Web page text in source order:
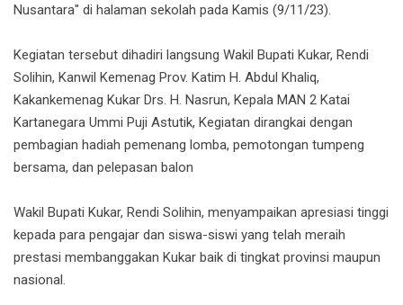
Nusantara" di halaman sekolah pada Kamis (9/11/23).
Kegiatan tersebut dihadiri langsung Wakil Bupati Kukar, Rendi
Solihin, Kanwil Kemenag Prov. Katim H. Abdul Khaliq,
Kakankemenag Kukar Drs. H. Nasrun, Kepala MAN 2 Katai
Kartanegara Ummi Puji Astutik, Kegiatan dirangkai dengan
pembagian hadiah pemenang lomba, pemotongan tumpeng
bersama, dan pelepasan balon
Wakil Bupati Kukar, Rendi Solihin, menyampaikan apresiasi tinggi
kepada para pengajar dan siswa-siswi yang telah meraih
prestasi membanggakan Kukar baik di tingkat provinsi maupun
nasional.